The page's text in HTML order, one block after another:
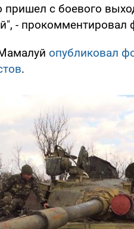
пришел с боевого
- прокомментировал
опубликовал
.